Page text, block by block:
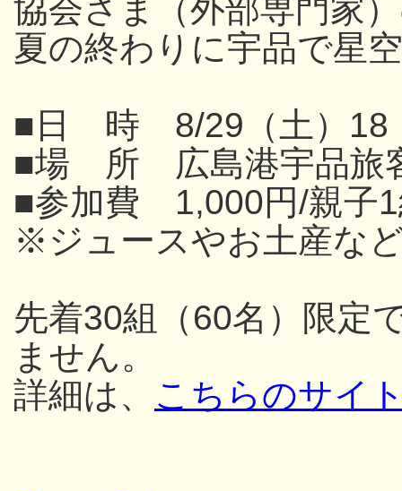
協会さま（外部専門家
夏の終わりに宇品で星
■日 時 8/29（土）18
■場 所 広島港宇品旅
■参加費 1,000円/親子
※ジュースやお土産な
先着30組（60名）限定
ません。
詳細は、 こちらのサイ